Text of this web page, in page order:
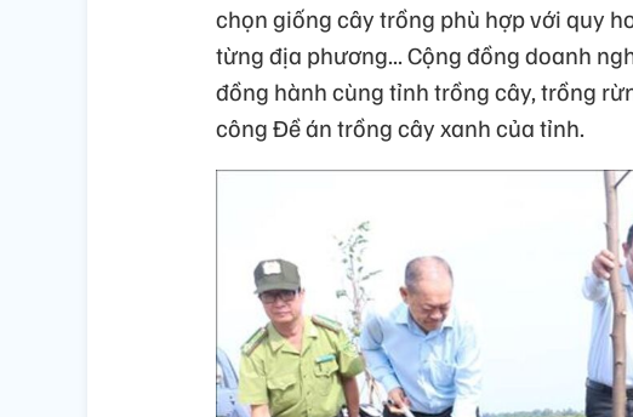
chọn giống cây trồng phù hợp với quy
từng địa phương... Cộng đồng doanh
đồng hành cùng tỉnh trồng cây, trồng
công Đề án trồng cây xanh của tỉnh.